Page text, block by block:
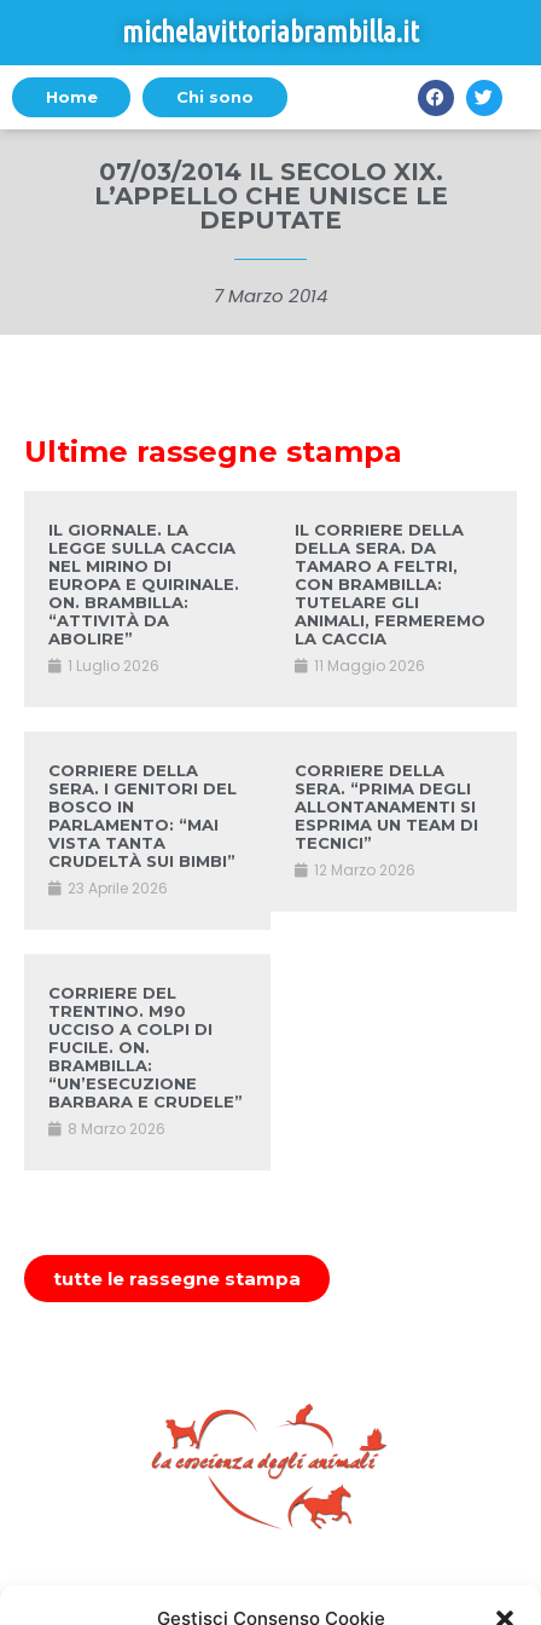
Gestisci Consenso Cookie
michelavittoriabrambilla.it
Home Chi sono
07/03/2014 IL SECOLO XIX.
L’APPELLO CHE UNISCE LE
DEPUTATE
7 Marzo 2014
Ultime rassegne stampa
IL GIORNALE. LA
LEGGE SULLA CACCIA
NEL MIRINO DI
EUROPA E QUIRINALE.
ON. BRAMBILLA:
“ATTIVITÀ DA
ABOLIRE”
1 Luglio 2026
IL CORRIERE DELLA
DELLA SERA. DA
TAMARO A FELTRI,
CON BRAMBILLA:
TUTELARE GLI
ANIMALI, FERMEREMO
LA CACCIA
11 Maggio 2026
CORRIERE DELLA
SERA. I GENITORI DEL
BOSCO IN
PARLAMENTO: “MAI
VISTA TANTA
CRUDELTÀ SUI BIMBI”
23 Aprile 2026
CORRIERE DELLA
SERA. “PRIMA DEGLI
ALLONTANAMENTI SI
ESPRIMA UN TEAM DI
TECNICI”
12 Marzo 2026
CORRIERE DEL
TRENTINO. M90
UCCISO A COLPI DI
FUCILE. ON.
BRAMBILLA:
“UN’ESECUZIONE
BARBARA E CRUDELE”
8 Marzo 2026
tutte le rassegne stampa